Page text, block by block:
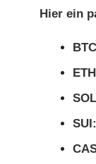
Hier ein
SUI: